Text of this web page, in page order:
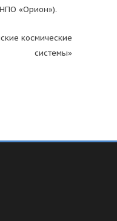
«Орион»).
космические
системы»